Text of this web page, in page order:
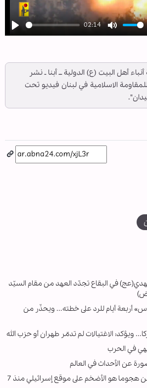
Play
02:14
Mute
أهل البيت (ع) الدولية ــ أبنا ـ نشر
للمقاومة الاسلامية في لبنان فيديو تحت
في البقاع تجدّد العهد من مقام السيّد
أربعة أيام للرد على خطته... ويحذّر من
ويؤكد: الاغتيالات لم تدمّر طهران أو حزب الله
في الحرب
عن الأحداث في العالم
"كتائب القسام" تشن هجوما هو الأضخم على موقع إسرائيلي منذ 7